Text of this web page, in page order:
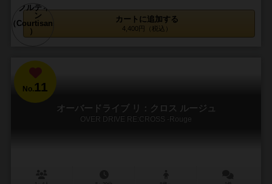
カートに追加する
4,400円（税込）
No.11
オーバードライブ リ：クロス ルージュ
OVER DRIVE RE:CROSS -Rouge